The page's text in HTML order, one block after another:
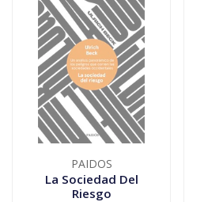
PAIDOS
La Sociedad Del
Riesgo